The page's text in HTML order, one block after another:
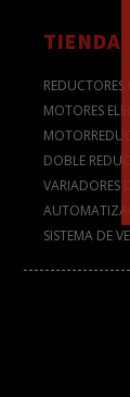
TIENDA
MOTORES
DOBLE
VARIADORES
SISTEMA DE